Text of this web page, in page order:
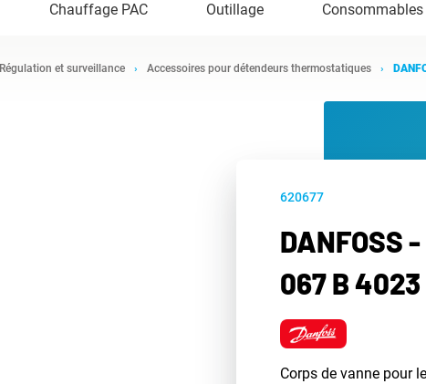
Chauffage PAC Outillage Consommables
Régulation et surveillance Accessoires pour détendeurs thermostatiques
620677
DANFOSS -
067 B 4023
Corps de vanne pour